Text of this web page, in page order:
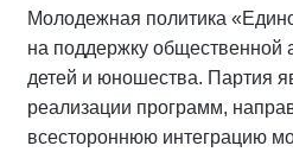
Молодежная политика
на поддержку общественной
детей и юношества. Партия
реализации программ,
всестороннюю интеграцию